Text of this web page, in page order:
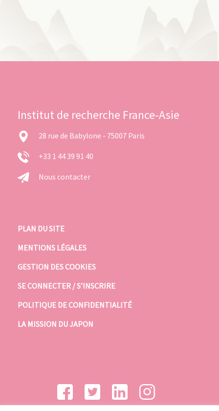
Institut de recherche France-Asie
28 rue de Babylone - 75007 Paris
+33 1 44 39 91 40
Nous contacter
PLAN DU SITE
MENTIONS LÉGALES
GESTION DES COOKIES
SE CONNECTER / S’INSCRIRE
POLITIQUE DE CONFIDENTIALITÉ
LA MISSION DU JAPON